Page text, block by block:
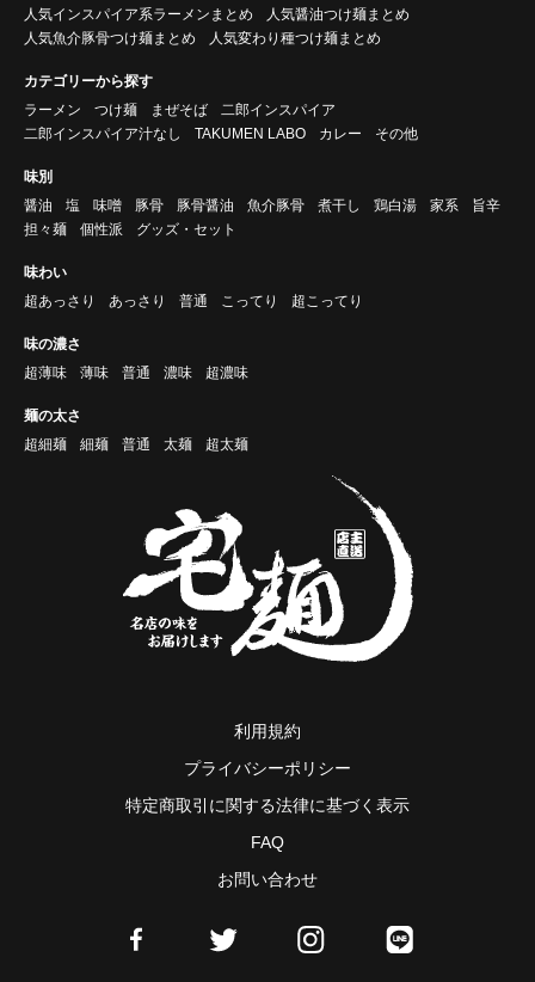
人気インスパイア系ラーメンまとめ
人気醤油つけ麺まとめ
人気魚介豚骨つけ麺まとめ
人気変わり種つけ麺まとめ
カテゴリーから探す
ラーメン
つけ麺 まぜそば
二郎インスパイア
二郎インスパイア汁なし
TAKUMEN LABO カレー その他
味別
醤油
塩 味噌 豚骨 豚骨醤油 魚介豚骨 煮干し 鶏白湯 家系
旨辛
担々麺
個性派 グッズ・セット
味わい
超あっさり
あっさり 普通 こってり 超こってり
味の濃さ
超薄味
薄味 普通 濃味 超濃味
麺の太さ
超細麺
細麺 普通 太麺 超太麺
利用規約
プライバシーポリシー
特定商取引に関する法律に基づく表示
FAQ
お問い合わせ